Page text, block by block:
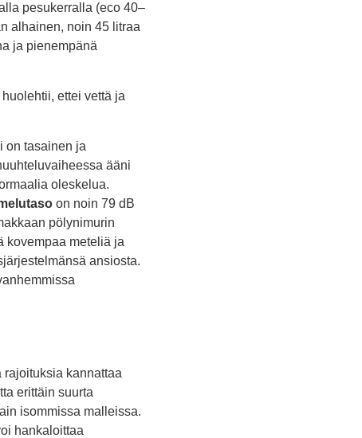
pesukerralla (eco 40–
alhainen, noin 45 litraa
ja pienempänä
ettei vettä ja
on tasainen ja
ääni
oleskelua.
on noin 79 dB
pölynimurin
kovempaa meteliä ja
ansiosta.
kannattaa
erittäin suurta
isommissa malleissa.
hankaloittaa